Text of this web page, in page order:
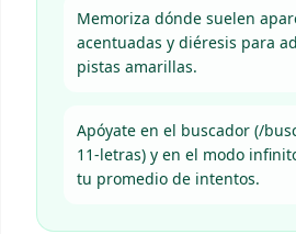
Memoriza dónde suelen
acentuadas y diéresis para
pistas amarillas.
Apóyate en el buscador (/
11-letras) y en el modo
tu promedio de intentos.